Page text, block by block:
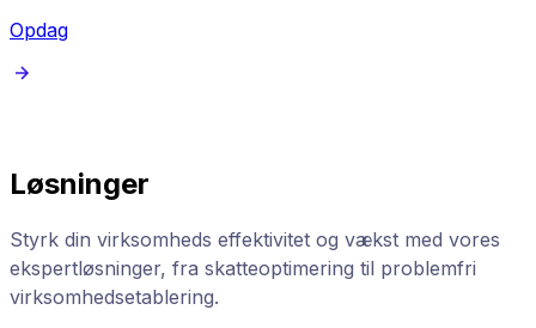
Opdag
Løsninger
Styrk din virksomheds effektivitet og vækst med vores
ekspertløsninger, fra skatteoptimering til problemfri
virksomhedsetablering.